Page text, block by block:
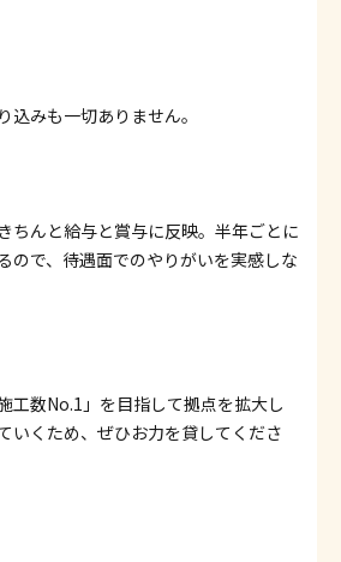
込みも一切ありません。
ちんと給与と賞与に反映。半年ごとに
ので、待遇面でのやりがいを実感しな
工数No.1」を目指して拠点を拡大し
いくため、ぜひお力を貸してくださ